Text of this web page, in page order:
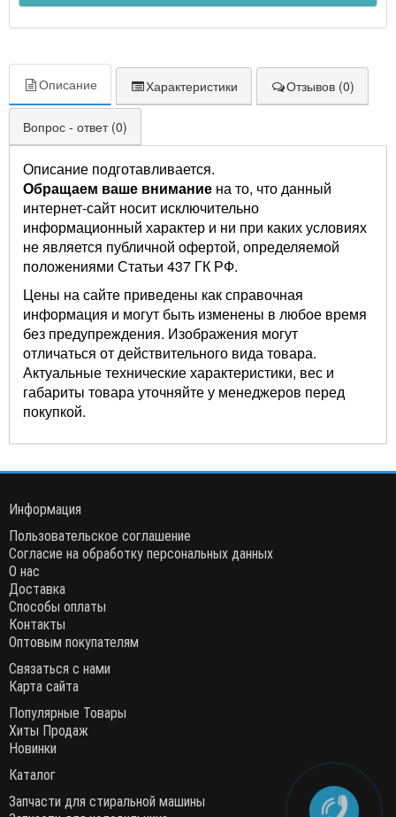
Описание Характеристики Отзывов (0)
Вопрос - ответ (0)
Описание подготавливается.
Обращаем ваше внимание на то, что данный
интернет-сайт носит исключительно
информационный характер и ни при каких условиях
не является публичной офертой, определяемой
положениями Статьи 437 ГК РФ.
Цены на сайте приведены как справочная
информация и могут быть изменены в любое время
без предупреждения. Изображения могут
отличаться от действительного вида товара.
Актуальные технические характеристики, вес и
габариты товара уточняйте у менеджеров перед
покупкой.
Информация
Пользовательское соглашение
Согласие на обработку персональных данных
О нас
Доставка
Способы оплаты
Контакты
Оптовым покупателям
Связаться с нами
Карта сайта
Популярные Товары
Хиты Продаж
Новинки
Каталог
Запчасти для стиральной машины